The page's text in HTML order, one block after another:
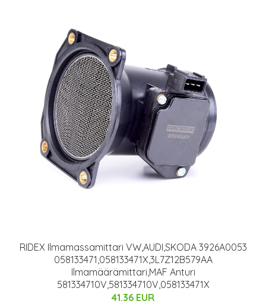
RIDEX Ilmamassamittari VW,AUDI,SKODA 3926A0053
058133471,058133471X,3L7Z12B579AA
Ilmamäärämittari,MAF Anturi
581334710V,581334710V,058133471X
41.36 EUR